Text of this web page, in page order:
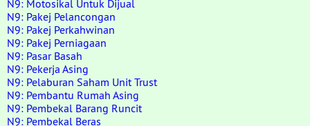
N9: Motosikal Untuk Dijual
N9: Pakej Pelancongan
N9: Pakej Perkahwinan
N9: Pakej Perniagaan
N9: Pasar Basah
N9: Pekerja Asing
N9: Pelaburan Saham Unit Trust
N9: Pembantu Rumah Asing
N9: Pembekal Barang Runcit
N9: Pembekal Beras